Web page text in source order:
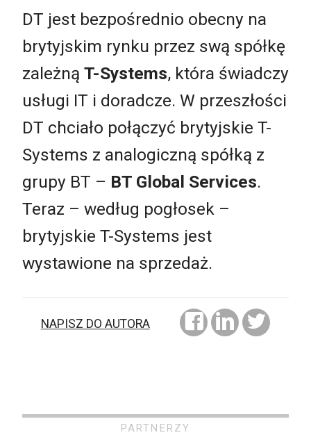
DT jest bezpośrednio obecny na
brytyjskim rynku przez swą spółkę
zależną T-Systems, która świadczy
usługi IT i doradcze. W przeszłości
DT chciało połączyć brytyjskie T-
Systems z analogiczną spółką z
grupy BT – BT Global Services.
Teraz – według pogłosek –
brytyjskie T-Systems jest
wystawione na sprzedaż.
NAPISZ DO AUTORA
PARTNERZY